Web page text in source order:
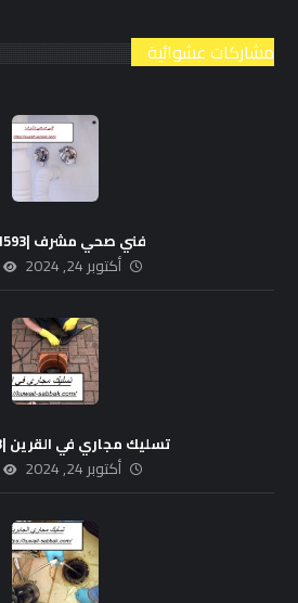
مشاركات عشوائية
فني صحي مشرف |55521593
أكتوبر 24, 2024
تسليك مجاري في القرين |55521593
أكتوبر 24, 2024